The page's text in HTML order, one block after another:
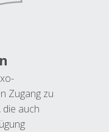
Zugang zu
auch